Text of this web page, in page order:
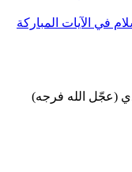
في الآيات المباركة
(عجّل الله فرجه)